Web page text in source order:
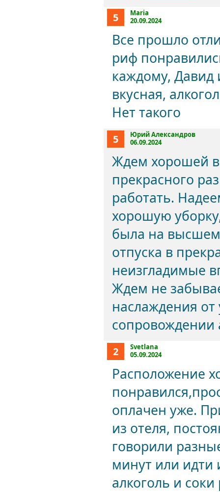
5
Maria
20.09.2024
Все прошло
риф
каждому, Давид
вкусная,
Нет такого
5
Юрий Александров
06.09.2024
Ждем хорошей
прекрасного
работать.
хорошую
была на
отпуска в
неизгладимые
Ждем не
наслаждения
2
Svetlana
05.09.2024
Расположение
оплачен уже.
из отеля,
говорили
минут или идти
алкоголь и